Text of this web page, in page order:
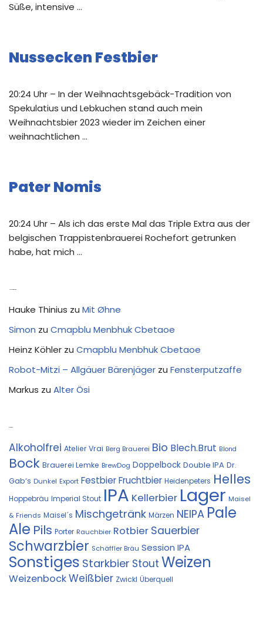
Süße, intensive …
Nussecken Festbier
20:24 Uhr – In der Weihnachtsgebäck-Tradition von
Spekulatius und Lebkuchen stand auch mein
Weihnachtsbier 2023 wieder im Zeichen einer
weihnachtlichen …
Pater Nomis
20:24 Uhr – Als ich das erste Mal das Triple Extra aus der
belgischen Trappistenbrauerei Rochefort getrunken
habe, hat mich …
Hauke Thinius zu Mit Øhne
Simon zu Cmapblu Menbhuk Cbetaoe
Heinz Köhler zu Cmapblu Menbhuk Cbetaoe
Robot-Mitzi – Allgäuer Bärenjäger zu Fensterputzaffe
Markus zu Alter Ösi
Alkoholfrei Atelier Vrai Berg Brauerei Bio Blech.Brut Blond
Bock Brauerei Lemke BrewDog Doppelbock Double IPA Dr.
Gab‘s Dunkel Export FestbierFruchtbier Heidenpeters Helles
Hoppebräu Imperial Stout IPA Kellerbier Lager Maisel
& Friends Maisel´s Mischgetränk Märzen NEIPA Pale
Ale Pils Porter Rauchbier Rotbier Sauerbier
Schwarzbier Schäffler Bräu Session IPA
Sonstiges Starkbier Stout Weizen
WeizenbockWeißbier Zwickl Überquell